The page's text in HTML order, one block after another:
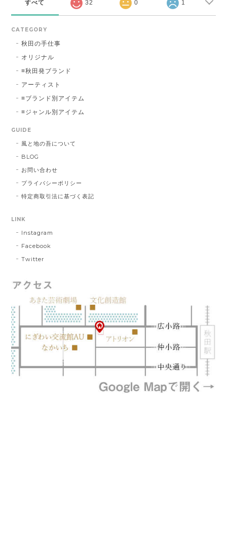
すべて 32 0 1
CATEGORY
秋田の手仕事
オリジナル
≡秋田発ブランド
アーティスト
≡ブランド別アイテム
≡ジャンル別アイテム
GUIDE
風と地の吾について
BLOG
お問い合わせ
プライバシーポリシー
特定商取引法に基づく表記
LINK
Instagram
Facebook
Twitter